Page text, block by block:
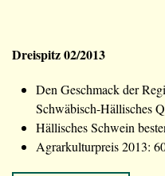
Dreispitz 02/2013
Den Geschmack der
Schwäbisch-Hällisches
Hällisches Schwein
Agrarkulturpreis 2013: